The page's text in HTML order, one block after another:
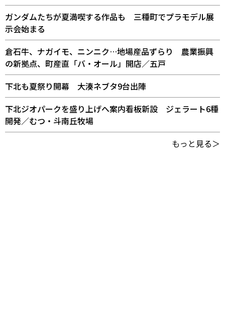
ガンダムたちが夏満喫する作品も 三種町でプラモデル展
示会始まる
倉石牛、ナガイモ、ニンニク…地場産品ずらり 農業振興
の新拠点、町産直「バ・オール」開店／五戸
下北も夏祭り開幕 大湊ネブタ9台出陣
下北ジオパークを盛り上げへ案内看板新設 ジェラート6種
開発／むつ・斗南丘牧場
もっと見る＞